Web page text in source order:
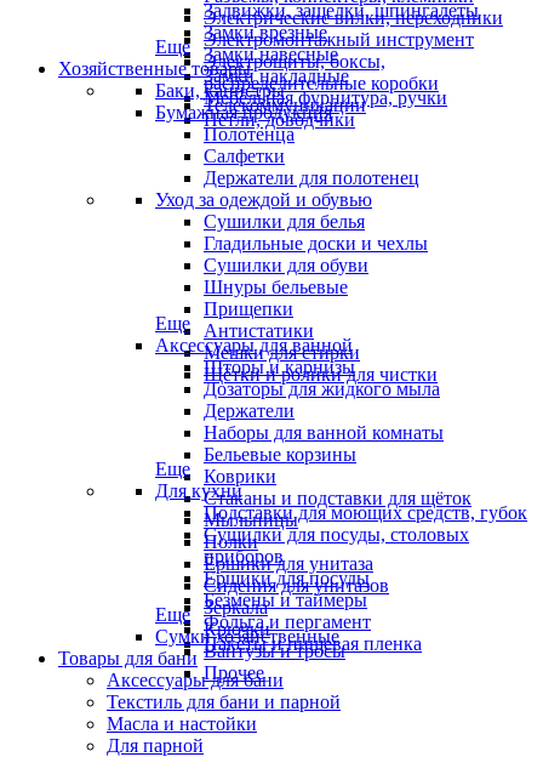
Электрические вилки, переходники
Электромонтажный инструмент
Электрощиты, боксы,
распределительные коробки
Телекоммуникации
Задвижки, защелки, шпингалеты
Замки врезные
Замки навесные
Замки накладные
Мебельная фурнитура, ручки
Петли, доводчики
Еще
Хозяйственные товары
Баки, канистры
Бумажная продукция
Полотенца
Салфетки
Держатели для полотенец
Уход за одеждой и обувью
Сушилки для белья
Гладильные доски и чехлы
Сушилки для обуви
Шнуры бельевые
Прищепки
Антистатики
Мешки для стирки
Щётки и ролики для чистки
Еще
Аксессуары для ванной
Шторы и карнизы
Дозаторы для жидкого мыла
Держатели
Наборы для ванной комнаты
Бельевые корзины
Коврики
Стаканы и подставки для щёток
Мыльницы
Полки
Ёршики для унитаза
Сидения для унитазов
Зеркала
Крючки
Вантузы и тросы
Прочее
Еще
Для кухни
Подставки для моющих средств, губок
Сушилки для посуды, столовых
приборов
Ёршики для посуды
Безмены и таймеры
Фольга и пергамент
Пакеты и пищевая пленка
Еще
Сумки хозяйственные
Товары для бани
Аксессуары для бани
Текстиль для бани и парной
Масла и настойки
Для парной